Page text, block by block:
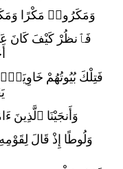
وَمَكَرُوا۟ مَكْرًا
فَٱنظُرْ كَيْفَ كَانَ
فَتِلْكَ بُيُوتُهُمْ
وَأَنجَيْنَا ٱلَّذِينَ
وَلُوطًا إِذْ قَالَ